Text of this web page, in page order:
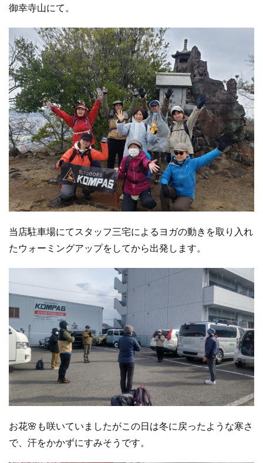
御幸寺山にて。
当店駐車場にてスタッフ三宅によるヨガの動きを取り入れ
たウォーミングアップをしてから出発します。
お花🌸も咲いていましたがこの日は冬に戻ったような寒さ
で、汗をかかずにすみそうです。